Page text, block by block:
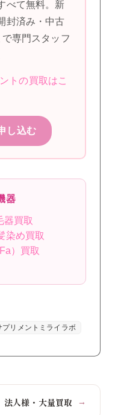
べて無料。新
封済み・中古
専門スタッフ
トの買取はこ
し込む
器
器買取
染め買取
）買取
プリメントミライラボ
法人様・大量買取 →